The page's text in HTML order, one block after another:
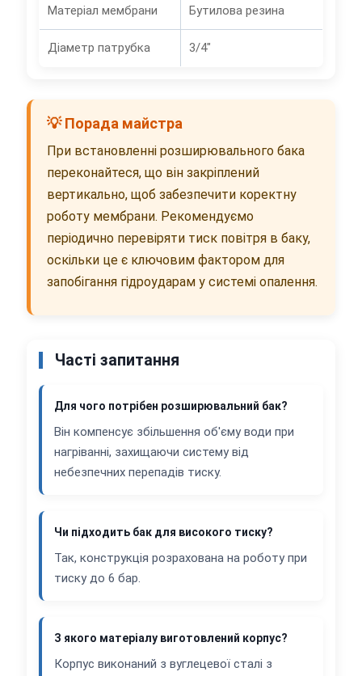
Матеріал мембрани Бутилова резина
Діаметр патрубка 3/4"
💡 Порада майстра
При встановленні розширювального бака
переконайтеся, що він закріплений
вертикально, щоб забезпечити коректну
роботу мембрани. Рекомендуємо
періодично перевіряти тиск повітря в баку,
оскільки це є ключовим фактором для
запобігання гідроударам у системі опалення.
Часті запитання
Для чого потрібен розширювальний бак?
Він компенсує збільшення об'єму води при
нагріванні, захищаючи систему від
небезпечних перепадів тиску.
Чи підходить бак для високого тиску?
Так, конструкція розрахована на роботу при
тиску до 6 бар.
З якого матеріалу виготовлений корпус?
Корпус виконаний з вуглецевої сталі з